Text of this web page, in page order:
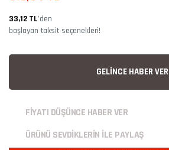
33,12 TL’den
başlayan taksit seçenekleri!
GELİNCE HABER VER
FİYATI DÜŞÜNCE HABER VER
ÜRÜNÜ SEVDİKLERİN İLE PAYLAŞ